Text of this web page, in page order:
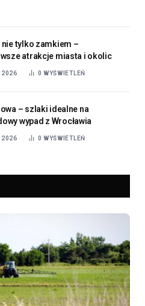
nie tylko zamkiem –
atrakcje miasta i okolic
2026 0 WYŚWIETLEŃ
– szlaki idealne na
wypad z Wrocławia
2026 0 WYŚWIETLEŃ